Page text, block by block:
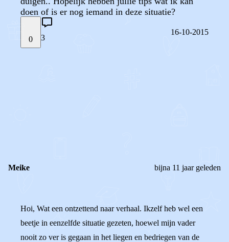
doen of is er nog iemand in deze situatie?
0 3
16-10-2015
Meike bijna 11 jaar geleden
Hoi, Wat een ontzettend naar verhaal. Ikzelf heb wel een
beetje in eenzelfde situatie gezeten, hoewel mijn vader
nooit zo ver is gegaan in het liegen en bedriegen van de